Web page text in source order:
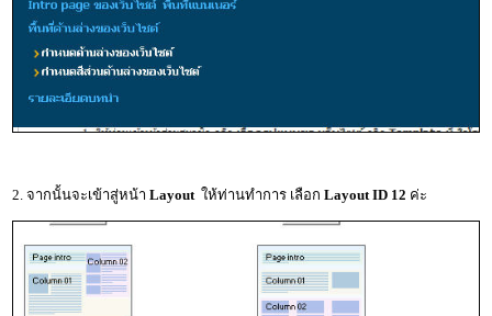
2. จากนั้นจะเข้าสู่หน้าLayout ให้ท่านทำการ เลือก Layout ID 12 ค่ะ